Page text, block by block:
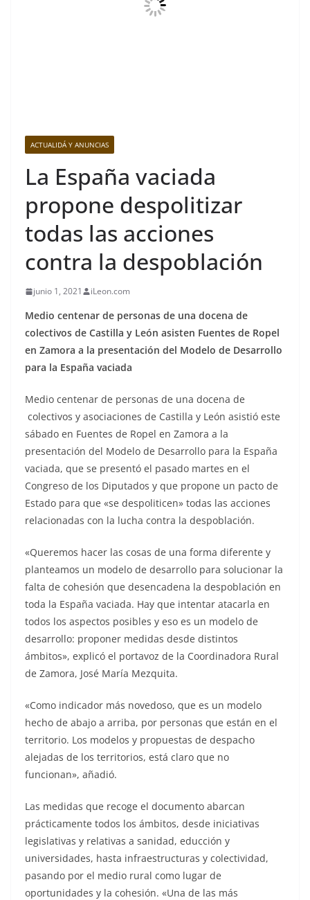
ACTUALIDÁ Y ANUNCIAS
La España vaciada
propone despolitizar
todas las acciones
contra la despoblación
junio 1, 2021 iLeon.com
Medio centenar de personas de una docena de
colectivos de Castilla y León asisten Fuentes de Ropel
en Zamora a la presentación del Modelo de Desarrollo
para la España vaciada
Medio centenar de personas de una docena de
colectivos y asociaciones de Castilla y León asistió este
sábado en Fuentes de Ropel en Zamora a la
presentación del Modelo de Desarrollo para la España
vaciada, que se presentó el pasado martes en el
Congreso de los Diputados y que propone un pacto de
Estado para que «se despoliticen» todas las acciones
relacionadas con la lucha contra la despoblación.
«Queremos hacer las cosas de una forma diferente y
planteamos un modelo de desarrollo para solucionar la
falta de cohesión que desencadena la despoblación en
toda la España vaciada. Hay que intentar atacarla en
todos los aspectos posibles y eso es un modelo de
desarrollo: proponer medidas desde distintos
ámbitos», explicó el portavoz de la Coordinadora Rural
de Zamora, José María Mezquita.
«Como indicador más novedoso, que es un modelo
hecho de abajo a arriba, por personas que están en el
territorio. Los modelos y propuestas de despacho
alejadas de los territorios, está claro que no
funcionan», añadió.
Las medidas que recoge el documento abarcan
prácticamente todos los ámbitos, desde iniciativas
legislativas y relativas a sanidad, educción y
universidades, hasta infraestructuras y colectividad,
pasando por el medio rural como lugar de
oportunidades y la cohesión. «Una de las más